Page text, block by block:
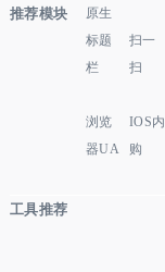
推荐模块
原生
标题
栏
扫一
扫
浏览
器UA
IOS内
购
工具推荐